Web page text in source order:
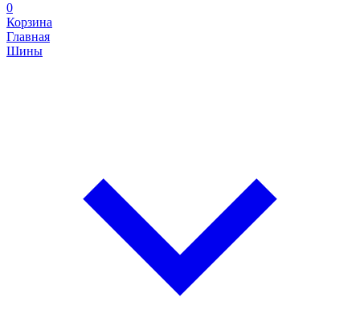
0
Корзина
Главная
Шины